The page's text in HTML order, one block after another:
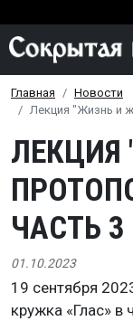
Главная
Новости
Лекция "Жизнь и
ЧАСТЬ 3
01.10.2023
19 сентября
кружка «Глас» в